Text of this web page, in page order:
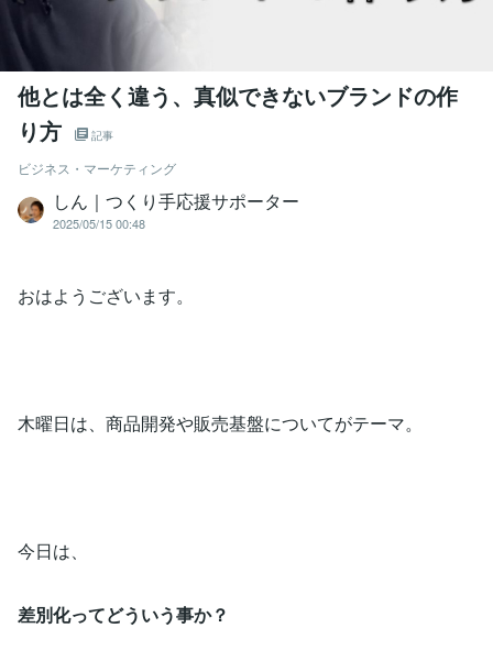
他とは全く違う、真似できないブランドの作
り方
記事
ビジネス・マーケティング
しん｜つくり手応援サポーター
2025/05/15 00:48
おはようございます。
木曜日は、商品開発や販売基盤についてがテーマ。
今日は、
差別化ってどういう事か？